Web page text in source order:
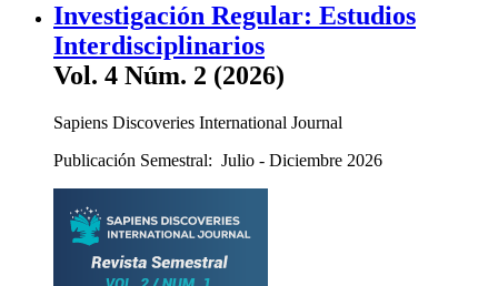
Investigación Regular: Estudios
Interdisciplinarios
Vol. 4 Núm. 2 (2026)
Sapiens Discoveries International Journal
Publicación Semestral: Julio - Diciembre 2026